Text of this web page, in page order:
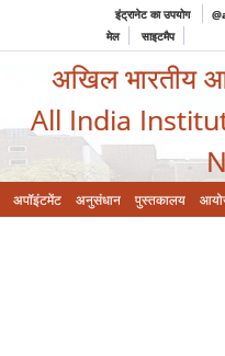
इंट्रानेट का उपयोग
मेल
साइटमैप
अखिल भारतीय
All India
अपॉइंटमेंट अनुसंधान पुस्तकालय